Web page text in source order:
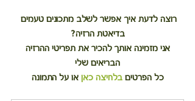
רוצה לדעת איך אפשר לשלב מתכונים טעמים
בדיאטת הרזיה?
אני מזמינה אותך להכיר את תפריטי ההרזיה
הבריאים שלי
כל הפרטים בלחיצה כאן או על התמונה